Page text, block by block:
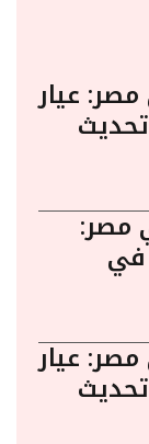
عيار
في تحديث
مصر:
في
عيار
في تحديث